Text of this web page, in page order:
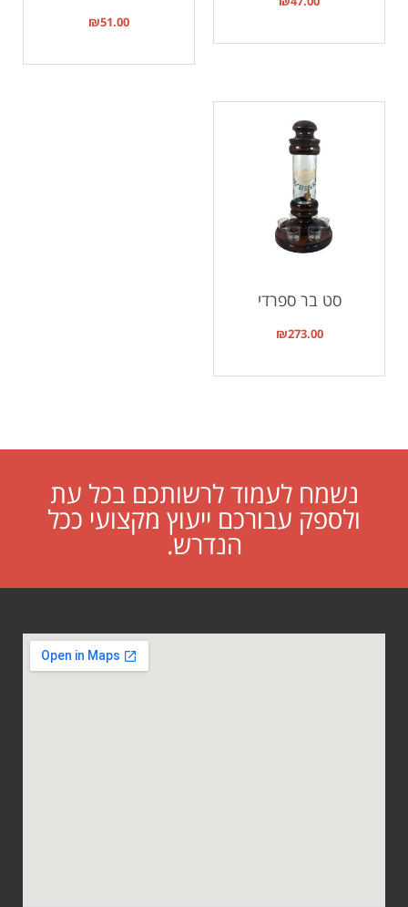
₪51.00
סט בר ספרדי
₪273.00
נשמח לעמוד לרשותכם בכל עת
ולספק עבורכם ייעוץ מקצועי ככל
הנדרש.